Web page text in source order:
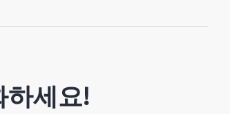
하세요!